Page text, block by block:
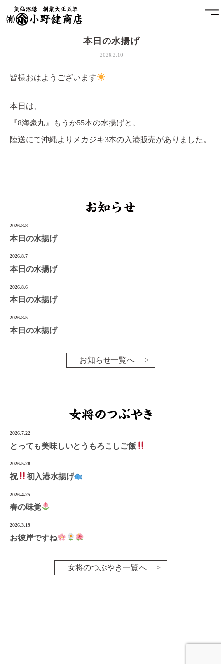
本日の水揚げ
2026.2.10
皆様おはようございます
本日は、
『8海豪丸』もうか55本の水揚げと、
陸送にて沖縄よりメカジキ3本の入港販売がありました。
2026.8.8
本日の水揚げ
2026.8.7
本日の水揚げ
2026.8.6
本日の水揚げ
2026.8.5
本日の水揚げ
お知らせ一覧へ
2026.7.22
とっても美味しいとうもろこしご飯
2026.5.28
祝 初入港水揚げ
2026.4.25
春の味覚
2026.3.19
お彼岸ですね
女将のつぶやき一覧へ
小野健商店について
土藏
プライバシーポリシー
宮城県気仙沼市南町1-3-14